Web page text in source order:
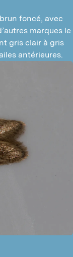
foncé, avec
marques le
gris clair à gris
antérieures.